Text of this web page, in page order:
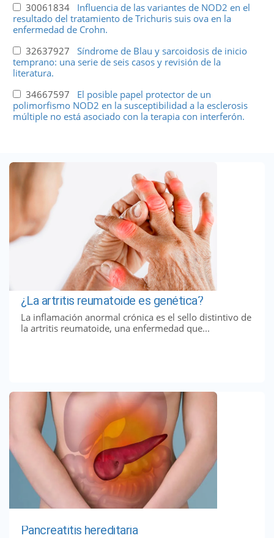
30061834 Influencia de las variantes de NOD2 en el
resultado del tratamiento de Trichuris suis ova en la
enfermedad de Crohn.
32637927 Síndrome de Blau y sarcoidosis de inicio
temprano: una serie de seis casos y revisión de la
literatura.
34667597 El posible papel protector de un
polimorfismo NOD2 en la susceptibilidad a la esclerosis
múltiple no está asociado con la terapia con interferón.
¿La artritis reumatoide es genética?
La inflamación anormal crónica es el sello distintivo de
la artritis reumatoide, una enfermedad que...
Pancreatitis hereditaria